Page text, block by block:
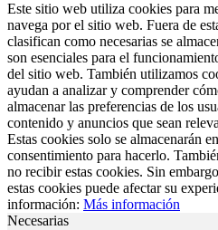
Este sitio web utiliza cookies para
navega por el sitio web. Fuera de
clasifican como necesarias se
son esenciales para el
del sitio web. También utilizamos
ayudan a analizar y comprender
almacenar las preferencias de los
contenido y anuncios que sean
Estas cookies solo se almacenarán
consentimiento para hacerlo.
no recibir estas cookies. Sin
estas cookies puede afectar su
información: Más información
Necesarias